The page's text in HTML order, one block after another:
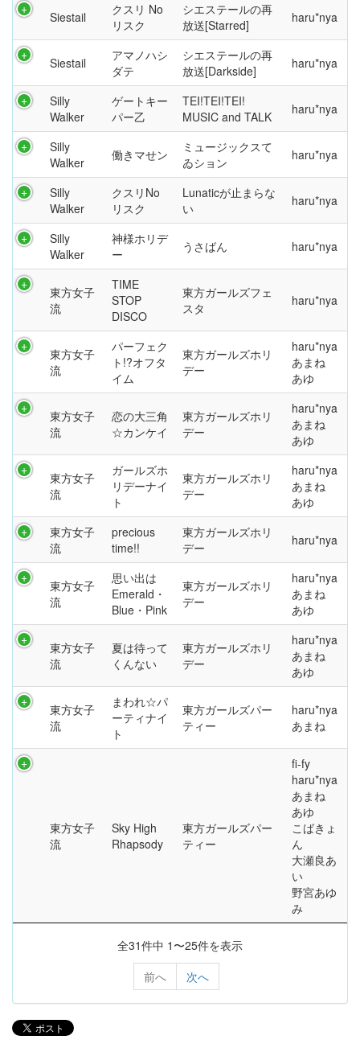
Siestail
クスリ No
リスク
シエステールの再
放送[Starred]
haru*nya
Siestail
アマノハシ
ダテ
シエステールの再
放送[Darkside]
haru*nya
Silly
Walker
ゲートキー
パー乙
TEI!TEI!TEI!
MUSIC and TALK
haru*nya
Silly
Walker
働きマせン
ミュージックスて
ゐション
haru*nya
Silly
Walker
クスリNo
リスク
Lunaticが止まらな
い
haru*nya
Silly
Walker
神様ホリデ
ー
うさばん haru*nya
東方女子
流
TIME
STOP
DISCO
東方ガールズフェ
スタ
haru*nya
東方女子
流
パーフェク
ト!?オフタ
イム
東方ガールズホリ
デー
haru*nya
あまね
あゆ
東方女子
流
恋の大三角
☆カンケイ
東方ガールズホリ
デー
haru*nya
あまね
あゆ
東方女子
流
ガールズホ
リデーナイ
ト
東方ガールズホリ
デー
haru*nya
あまね
あゆ
東方女子
流
precious
time!!
東方ガールズホリ
デー
haru*nya
東方女子
流
思い出は
Emerald・
Blue・Pink
東方ガールズホリ
デー
haru*nya
あまね
あゆ
東方女子
流
夏は待って
くんない
東方ガールズホリ
デー
haru*nya
あまね
あゆ
東方女子
流
まわれ☆パ
ーティナイ
ト
東方ガールズパー
ティー
haru*nya
あまね
東方女子
流
Sky High
Rhapsody
東方ガールズパー
ティー
fi-fy
haru*nya
あまね
あゆ
こばきょ
ん
大瀬良あ
い
野宮あゆ
み
全31件中 1〜25件を表示
前へ
次へ